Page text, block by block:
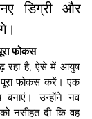
डिग्री और
फोकस
रहा है, ऐसे में आयुष
पूरा फोकस करें। एक
उन्होंने नव
को नसीहत दी कि वह